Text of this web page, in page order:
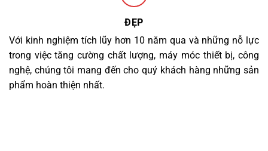
ĐẸP
Với kinh nghiệm tích lũy hơn 10 năm qua và những nỗ lực
trong việc tăng cường chất lượng, máy móc thiết bị, công
nghệ, chúng tôi mang đến cho quý khách hàng những sản
phẩm hoàn thiện nhất.